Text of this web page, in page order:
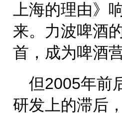
上海的理由》
来。力波啤酒
首，成为啤酒
但2005年前
研发上的滞后